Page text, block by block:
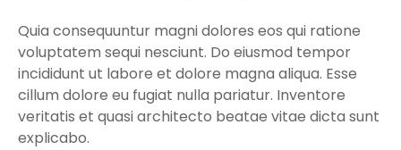
Quia consequuntur magni dolores eos qui ratione
voluptatem sequi nesciunt. Do eiusmod tempor
incididunt ut labore et dolore magna aliqua. Esse
cillum dolore eu fugiat nulla pariatur. Inventore
veritatis et quasi architecto beatae vitae dicta sunt
explicabo.